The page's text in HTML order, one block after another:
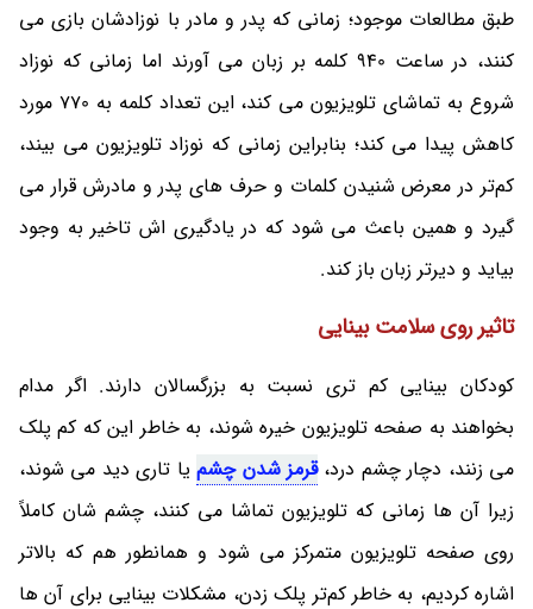
طبق مطالعات موجود؛ زمانی که پدر و مادر با نوزادشان بازی می
کنند، در ساعت 940 کلمه بر زبان می آورند اما زمانی که نوزاد
شروع به تماشای تلویزیون می کند، این تعداد کلمه به 770 مورد
کاهش پیدا می‌ کند؛ بنابراین زمانی که نوزاد تلویزیون می بیند،
کم‌تر در معرض شنیدن کلمات و حرف های پدر و مادرش قرار می
گیرد و همین باعث می شود که در یادگیری اش تاخیر به وجود
بیاید و دیرتر زبان باز کند.
تاثیر روی سلامت بینایی
کودکان بینایی کم تری نسبت به بزرگسالان دارند. اگر مدام
بخواهند به صفحه تلویزیون خیره شوند، به خاطر این که کم پلک
می زنند، دچار چشم درد،قرمز شدن چشمیا تاری دید می شوند،
زیرا آن ها زمانی که تلویزیون تماشا می‌ کنند، چشم شان کاملاً
روی صفحه تلویزیون متمرکز می‌ شود و همانطور هم که بالاتر
اشاره کردیم، به خاطر کم‌تر پلک زدن، مشکلات بینایی برای آن ها